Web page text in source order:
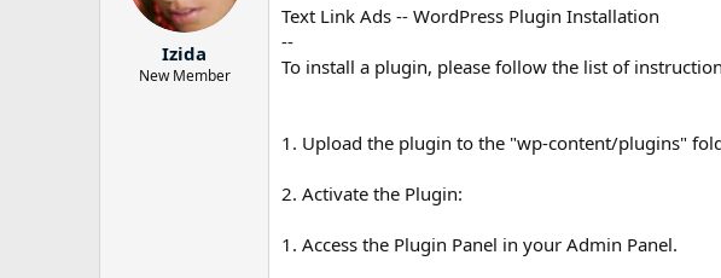
Izida
New Member
Text Link Ads -- WordPress Plugin Installation
--
To install a plugin, please follow the list of
1. Upload the plugin to the "wp-content/plugins"
2. Activate the Plugin:
1. Access the Plugin Panel in your Admin Panel.